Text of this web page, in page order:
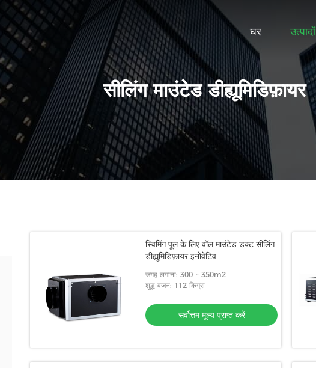
घर उत्पादों
सीलिंग माउंटेड डीह्यूमिडिफ़ायर
स्विमिंग पूल के लिए वॉल माउंटेड डक्ट सीलिंग
डीह्यूमिडिफ़ायर इनोवेटिव
जगह लगाना: 300 ~ 350m2
शुद्ध वजन: 112 किग्रा
सर्वोत्तम मूल्य प्राप्त करें